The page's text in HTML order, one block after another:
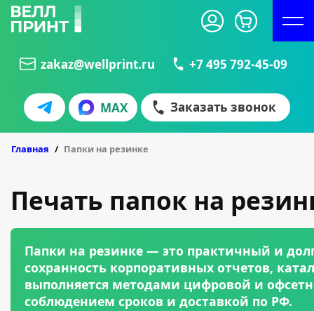
zakaz@wellprint.ru +7 495 792-45-09
MAX Заказать звонок
Главная Папки на резинке
Печать папок на
Папки на резинке — это практичный и
сохранность корпоративных отчетов,
выполняется методами цифровой и
соблюдением сроков и доставкой по РФ.